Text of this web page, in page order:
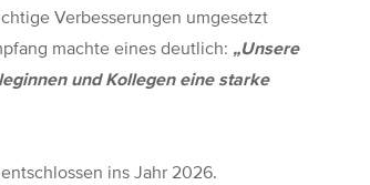
Verbesserungen umgesetzt
machte eines deutlich: „Unsere
und Kollegen eine starke
ins Jahr 2026.